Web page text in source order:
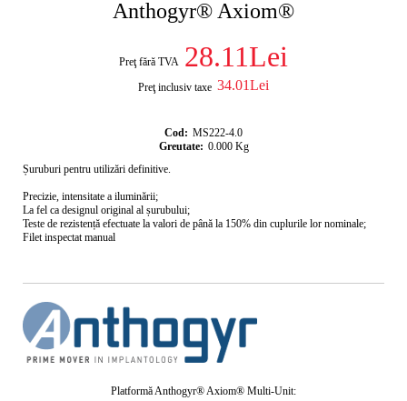
Anthogyr® Axiom®
Preţ fără TVA 28.11Lei
Preţ inclusiv taxe 34.01Lei
Cod: MS222-4.0
Greutate: 0.000 Kg
Șuruburi pentru utilizări definitive.
Precizie, intensitate a iluminării;
La fel ca designul original al șurubului;
Teste de rezistență efectuate la valori de până la 150% din cuplurile lor nominale;
Filet inspectat manual
Platformă Anthogyr® Axiom® Multi-Unit: